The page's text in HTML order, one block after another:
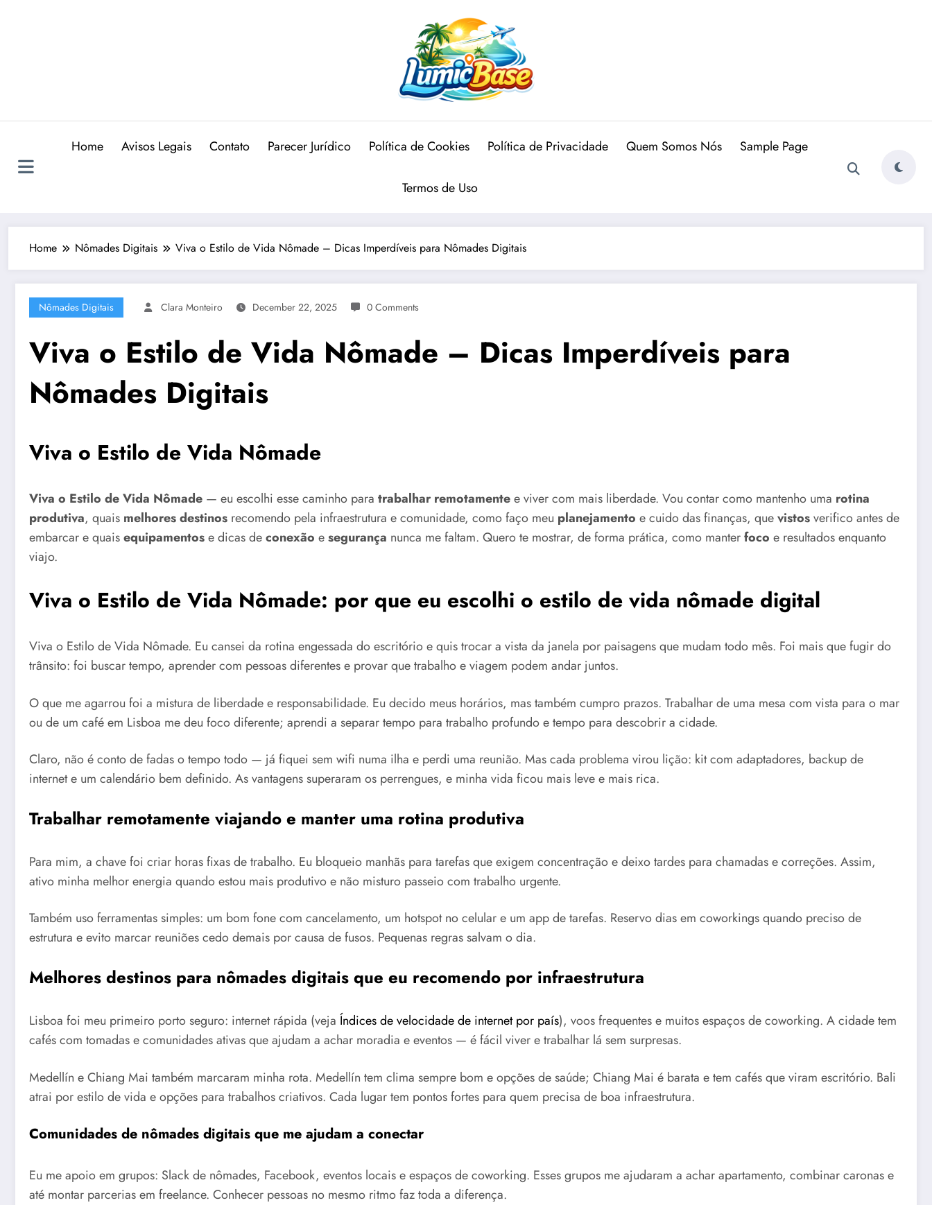
Home Avisos Legais Contato Parecer Jurídico Política de Cookies Política de Privacidade Quem Somos Nós Sample Page
Termos de Uso
Home Nômades Digitais Viva o Estilo de Vida Nômade – Dicas Imperdíveis para Nômades Digitais
Nômades Digitais Clara Monteiro December 22, 2025 0 Comments
Viva o Estilo de Vida Nômade – Dicas Imperdíveis para
Nômades Digitais
Viva o Estilo de Vida Nômade
Viva o Estilo de Vida Nômade — eu escolhi esse caminho para trabalhar remotamentee viver com mais liberdade. Vou contar como mantenho uma rotina
produtiva, quais melhores destinos recomendo pela infraestrutura e comunidade, como faço meu planejamento e cuido das finanças, quevistosverifico antes de
embarcar e quaisequipamentose dicas deconexão esegurança nunca me faltam. Quero te mostrar, de forma prática, como manterfoco e resultados enquanto
viajo.
Viva o Estilo de Vida Nômade: por que eu escolhi o estilo de vida nômade digital
Viva o Estilo de Vida Nômade. Eu cansei da rotina engessada do escritório e quis trocar a vista da janela por paisagens que mudam todo mês. Foi mais que fugir do
trânsito: foi buscar tempo, aprender com pessoas diferentes e provar que trabalho e viagem podem andar juntos.
O que me agarrou foi a mistura de liberdade e responsabilidade. Eu decido meus horários, mas também cumpro prazos. Trabalhar de uma mesa com vista para o mar
ou de um café em Lisboa me deu foco diferente; aprendi a separar tempo para trabalho profundo e tempo para descobrir a cidade.
Claro, não é conto de fadas o tempo todo — já fiquei sem wifi numa ilha e perdi uma reunião. Mas cada problema virou lição: kit com adaptadores, backup de
internet e um calendário bem definido. As vantagens superaram os perrengues, e minha vida ficou mais leve e mais rica.
Trabalhar remotamente viajando e manter uma rotina produtiva
Para mim, a chave foi criar horas fixas de trabalho. Eu bloqueio manhãs para tarefas que exigem concentração e deixo tardes para chamadas e correções. Assim,
ativo minha melhor energia quando estou mais produtivo e não misturo passeio com trabalho urgente.
Também uso ferramentas simples: um bom fone com cancelamento, um hotspot no celular e um app de tarefas. Reservo dias em coworkings quando preciso de
estrutura e evito marcar reuniões cedo demais por causa de fusos. Pequenas regras salvam o dia.
Melhores destinos para nômades digitais que eu recomendo por infraestrutura
Lisboa foi meu primeiro porto seguro: internet rápida (veja Índices de velocidade de internet por país), voos frequentes e muitos espaços de coworking. A cidade tem
cafés com tomadas e comunidades ativas que ajudam a achar moradia e eventos — é fácil viver e trabalhar lá sem surpresas.
Medellín e Chiang Mai também marcaram minha rota. Medellín tem clima sempre bom e opções de saúde; Chiang Mai é barata e tem cafés que viram escritório. Bali
atrai por estilo de vida e opções para trabalhos criativos. Cada lugar tem pontos fortes para quem precisa de boa infraestrutura.
Comunidades de nômades digitais que me ajudam a conectar
Eu me apoio em grupos: Slack de nômades, Facebook, eventos locais e espaços de coworking. Esses grupos me ajudaram a achar apartamento, combinar caronas e
até montar parcerias em freelance. Conhecer pessoas no mesmo ritmo faz toda a diferença.